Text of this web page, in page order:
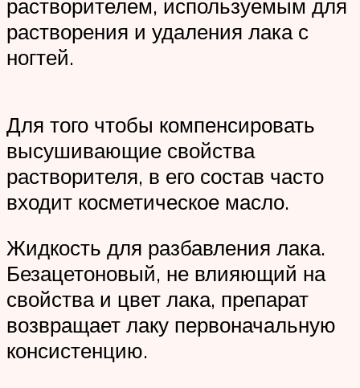
растворителем, используемым для
растворения и удаления лака с
ногтей.
Для того чтобы компенсировать
высушивающие свойства
растворителя, в его состав часто
входит косметическое масло.
Жидкость для разбавления лака.
Безацетоновый, не влияющий на
свойства и цвет лака, препарат
возвращает лаку первоначальную
консистенцию.